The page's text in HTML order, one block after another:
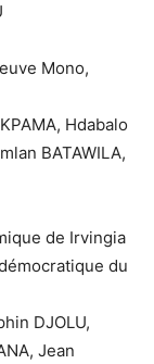
Mono,
Hdabalo
BATAWILA,
de Irvingia
du
DJOLU,
Jean